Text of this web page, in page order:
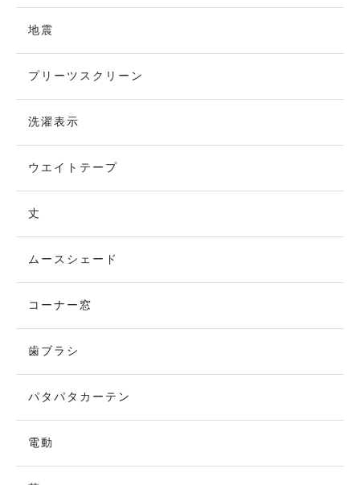
地震
プリーツスクリーン
洗濯表示
ウエイトテープ
丈
ムースシェード
コーナー窓
歯ブラシ
パタパタカーテン
電動